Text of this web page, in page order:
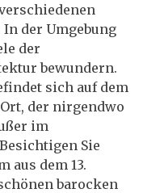
der Umgebung
der
bewundern.
sich auf dem
der nirgendwo
im
Sie
aus dem 13.
barocken